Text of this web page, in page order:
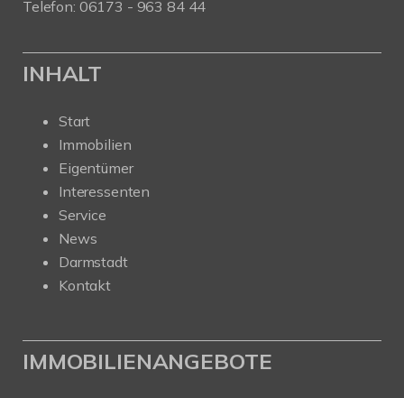
Telefon: 06173 - 963 84 44
INHALT
Start
Immobilien
Eigentümer
Interessenten
Service
News
Darmstadt
Kontakt
IMMOBILIENANGEBOTE